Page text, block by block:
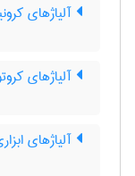
آلیاژهای
آلیاژهای
آلیاژهای